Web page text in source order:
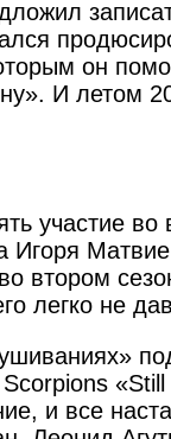
он
И летом
участие во
Игоря
втором
легко не
и все